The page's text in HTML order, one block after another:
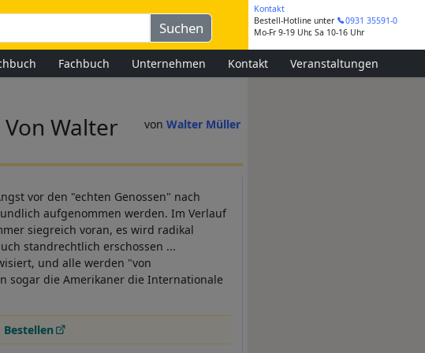
Kontakt
Bestell-Hotline unter
0931 35591-0
Mo-Fr 9-19 Uhr, Sa 10-16 Uhr
Fachbuch Unternehmen Kontakt Veranstaltungen
Walter Müller
Walter
vor den "echten Genossen" nach
aufgenommen werden. Im Verlauf
siegreich voran, es wird radikal
standrechtlich erschossen ...
und alle werden "von
sogar die Amerikaner die Internationale
Bestellen